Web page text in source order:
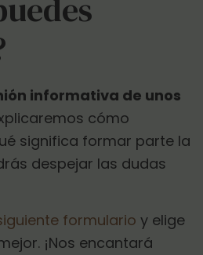
informativa de unos
cómo
significa formar parte la
despejar las dudas
formulario y elige
¡Nos encantará